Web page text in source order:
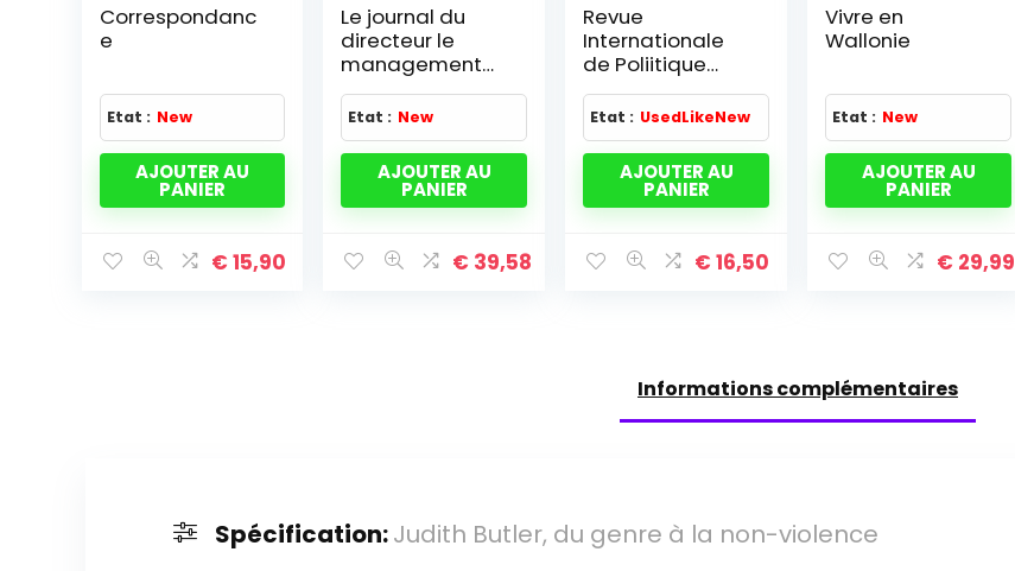
Correspondanc
e
Etat : New
AJOUTER AU
PANIER
€ 15,90
Le journal du
directeur le
management
au quotidien
Etat : New
AJOUTER AU
PANIER
€ 39,58
Revue
Internationale
de Poliitique
Comparée
2009/1 – Vol.16
Wallonie et
Bruxelles :
Analyses et Enje
Etat : UsedLikeNew
AJOUTER AU
PANIER
€ 16,50
Vivre en
Wallonie
Etat : New
AJOUTER AU
PANIER
€ 29,99
Informations complémentaires
Spécification:Judith Butler, du genre à la non-violence